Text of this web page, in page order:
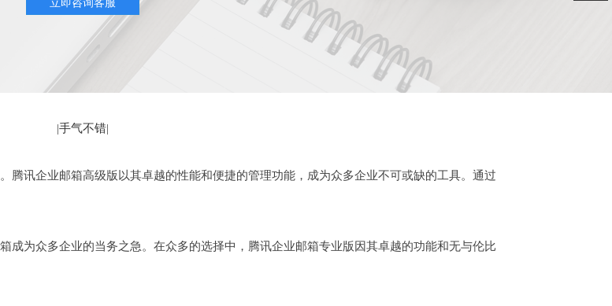
|手气不错|
讯企业邮箱高级版以其卓越的性能和便捷的管理功能，成为众多企业不可或缺的工具。通过
为众多企业的当务之急。在众多的选择中，腾讯企业邮箱专业版因其卓越的功能和无与伦比